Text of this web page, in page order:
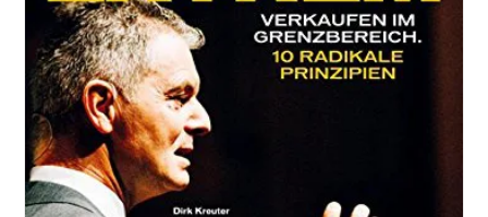
Du
Herausforderungen
Systematisch
Überwindest